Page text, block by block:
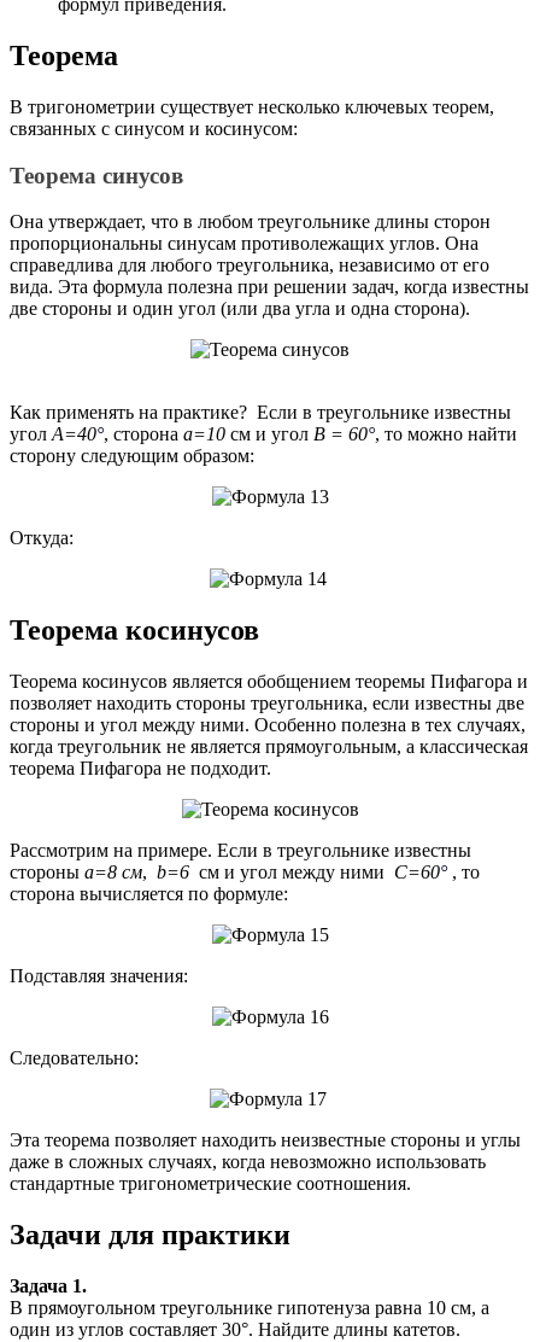
формул приведения.
Теорема
В тригонометрии существует несколько ключевых теорем,
связанных с синусом и косинусом:
Теорема синусов
Она утверждает, что в любом треугольнике длины сторон
пропорциональны синусам противолежащих углов. Она
справедлива для любого треугольника, независимо от его
вида. Эта формула полезна при решении задач, когда известны
две стороны и один угол (или два угла и одна сторона).
Как применять на практике? Если в треугольнике известны
уголA=40°, сторона a=10 см и угол B = 60°, то можно найти
сторону следующим образом:
Откуда:
Теорема косинусов
Теорема косинусов является обобщением теоремы Пифагора и
позволяет находить стороны треугольника, если известны две
стороны и угол между ними. Особенно полезна в тех случаях,
когда треугольник не является прямоугольным, а классическая
теорема Пифагора не подходит.
Рассмотрим на примере. Если в треугольнике известны
стороны a=8 см, b=6 см и угол между ними C=60°, то
сторона вычисляется по формуле:
Подставляя значения:
Следовательно:
Эта теорема позволяет находить неизвестные стороны и углы
даже в сложных случаях, когда невозможно использовать
стандартные тригонометрические соотношения.
Задачи для практики
Задача 1.
В прямоугольном треугольнике гипотенуза равна 10 см, а
один из углов составляет 30°. Найдите длины катетов.